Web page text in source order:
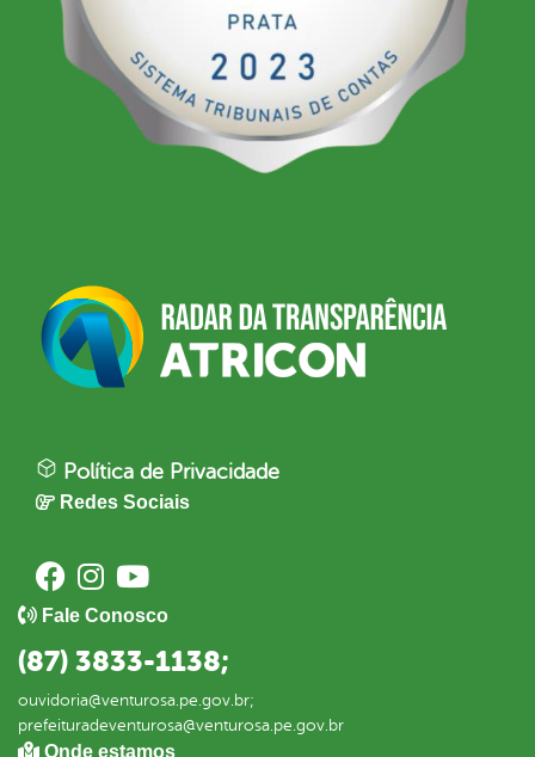
Política de Privacidade
Redes Sociais
Fale Conosco
(87) 3833-1138;
ouvidoria@venturosa.pe.gov.br;
prefeituradeventurosa@venturosa.pe.gov.br
Onde estamos